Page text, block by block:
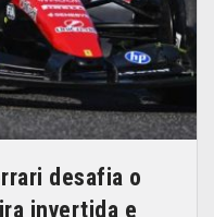
desafia o
invertida e